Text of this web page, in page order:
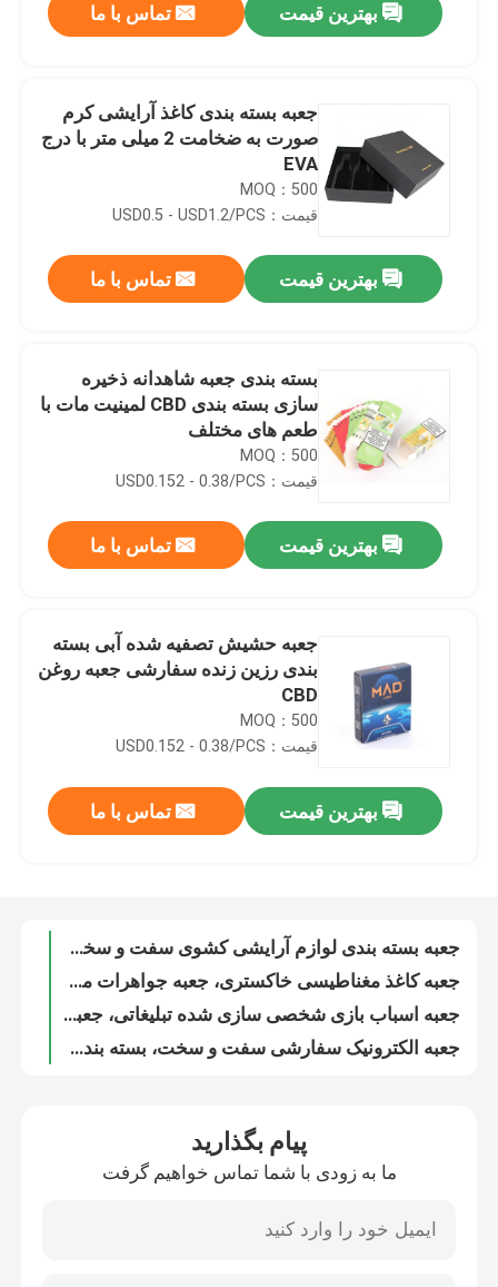
محصولات
ویدیو
کنترل کیفیت
با ما تماس بگیرید
بهترین قیمت تماس با ما
جعبه بسته بندی کاغذ آرایشی کرم
صورت به ضخامت 2 میلی متر با درج
EVA
MOQ：500
قیمت：USD0.5 - USD1.2/PCS
بهترین قیمت تماس با ما
بسته بندی جعبه شاهدانه ذخیره
سازی بسته بندی CBD لمینیت مات با
طعم های مختلف
MOQ：500
قیمت：USD0.152 - 0.38/PCS
بهترین قیمت تماس با ما
جعبه حشیش تصفیه شده آبی بسته
بندی رزین زنده سفارشی جعبه روغن
CBD
MOQ：500
قیمت：USD0.152 - 0.38/PCS
بهترین قیمت تماس با ما
جعبه بسته بندی پوشاک بسته بندی ابریشم با درب مقوای رنگارنگ
جعبه هدیه شمع بسته بندی زیبایی، جعبه شمع سیلندر با ابریشم
جعبه های بسته بندی لوکس لوازم آرایشی و بهداشتی جعبه های هدیه کاغذی جواهرات به ضخامت 3.3 میلی متر
جعبه های مقوایی کرافت سفارشی بسته بندی مواد غذایی کاغذی قابل بازیافت
پیام بگذارید
ما به زودی با شما تماس خواهیم گرفت